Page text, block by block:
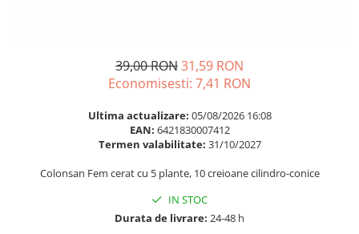
Supliment Magneziu
Supliment Vitamina B
Supliment Vitamina D3
39,00 RON31,59 RON
Economisesti: 7,41 RON
Ultima actualizare: 05/08/2026 16:08
EAN: 6421830007412
Termen valabilitate: 31/10/2027
Colonsan Fem cerat cu 5 plante, 10 creioane cilindro-conice
IN STOC
Durata de livrare: 24-48 h